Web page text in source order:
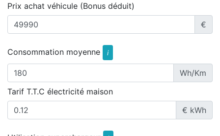
Prix achat véhicule (Bonus déduit)
€
Consommation moyenne i
Wh/Km
Tarif T.T.C électricité maison
€ kWh